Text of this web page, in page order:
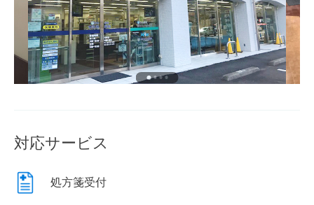
対応サービス
処方箋受付